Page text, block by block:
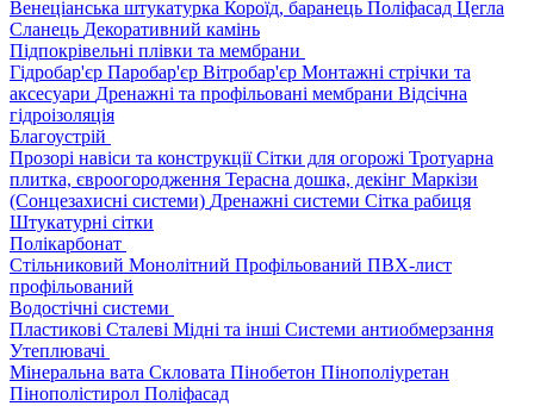
Венеціанська штукатурка Короїд, баранець Поліфасад Цегла
Сланець Декоративний камінь
Підпокрівельні плівки та мембрани
Гідробар'єр Паробар'єр Вітробар'єр Монтажні стрічки та
аксесуари Дренажні та профільовані мембрани Відсічна
гідроізоляція
Благоустрій
Прозорі навіси та конструкціїСітки для огорожі Тротуарна
плитка, євроогородження Терасна дошка, декінг Маркізи
(Сонцезахисні системи) Дренажні системи Сітка рабиця
Штукатурні сітки
Полікарбонат
Стільниковий Монолітний Профільований ПВХ-лист
профільований
Водостічні системи
Пластикові Сталеві Мідні та інші Системи антиобмерзання
Утеплювачі
Мінеральна вата Скловата Пінобетон Пінополіуретан
Пінополістирол Поліфасад